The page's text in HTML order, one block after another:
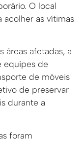
O local
acolher as vítimas
áreas afetadas, a
equipes de
de móveis
de preservar
durante a
foram